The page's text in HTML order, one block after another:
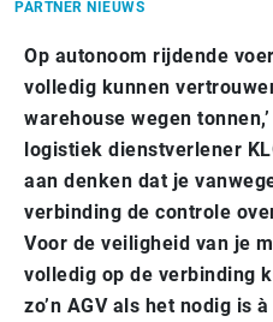
PARTNER NIEUWS
Op autonoom rijdende
volledig kunnen
warehouse wegen
logistiek dienstverlener
aan denken dat je
verbinding de controle
Voor de veiligheid van je
volledig op de verbinding
zo’n AGV als het nodig is